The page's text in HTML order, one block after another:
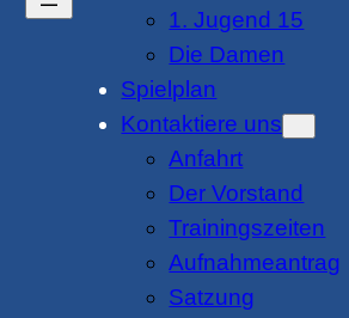
1. Jugend 15
Die Damen
Spielplan
Kontaktiere uns
Anfahrt
Der Vorstand
Trainingszeiten
Aufnahmeantrag
Satzung